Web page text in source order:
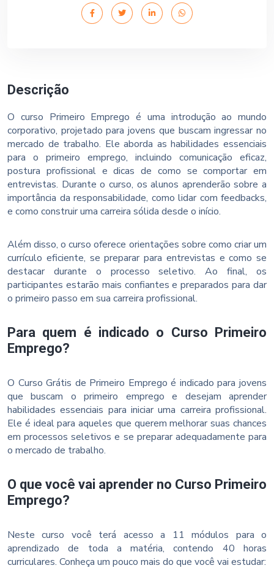
Descrição
O curso Primeiro Emprego é uma introdução ao mundo
corporativo, projetado para jovens que buscam ingressar no
mercado de trabalho. Ele aborda as habilidades essenciais
para o primeiro emprego, incluindo comunicação eficaz,
postura profissional e dicas de como se comportar em
entrevistas. Durante o curso, os alunos aprenderão sobre a
importância da responsabilidade, como lidar com feedbacks,
e como construir uma carreira sólida desde o início.
Além disso, o curso oferece orientações sobre como criar um
currículo eficiente, se preparar para entrevistas e como se
destacar durante o processo seletivo. Ao final, os
participantes estarão mais confiantes e preparados para dar
o primeiro passo em sua carreira profissional.
Para quem é indicado o Curso Primeiro
Emprego?
O Curso Grátis de Primeiro Emprego é indicado para jovens
que buscam o primeiro emprego e desejam aprender
habilidades essenciais para iniciar uma carreira profissional.
Ele é ideal para aqueles que querem melhorar suas chances
em processos seletivos e se preparar adequadamente para
o mercado de trabalho.
O que você vai aprender no Curso Primeiro
Emprego?
Neste curso você terá acesso a 11 módulos para o
aprendizado de toda a matéria, contendo 40 horas
curriculares. Conheça um pouco mais do que você vai estudar: